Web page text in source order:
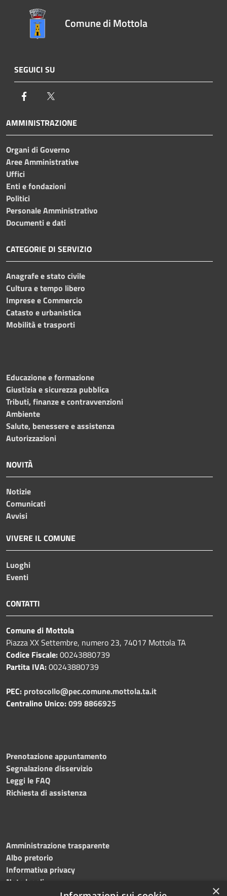
Comune di Mottola
SEGUICI SU
Facebook
AMMINISTRAZIONE
Organi di Governo
Aree Amministrative
Uffici
Enti e fondazioni
Politici
Personale Amministrativo
Documenti e dati
CATEGORIE DI SERVIZIO
Anagrafe e stato civile
Cultura e tempo libero
Imprese e Commercio
Catasto e urbanistica
Mobilità e trasporti
Educazione e formazione
Giustizia e sicurezza pubblica
Tributi, finanze e contravvenzioni
Ambiente
Salute, benessere e assistenza
Autorizzazioni
NOVITÀ
Notizie
Comunicati
Avvisi
VIVERE IL COMUNE
Luoghi
Eventi
CONTATTI
Comune di Mottola
Piazza XX Settembre, numero 23, 74017 Mottola TA
Codice Fiscale:00243880739
Partita IVA:00243880739
PEC: protocollo@pec.comune.mottola.ta.it
Centralino Unico:099 8866925
Prenotazione appuntamento
Segnalazione disservizio
Leggi le FAQ
Richiesta di assistenza
Amministrazione trasparente
Albo pretorio
Informativa privacy
Note legali
×